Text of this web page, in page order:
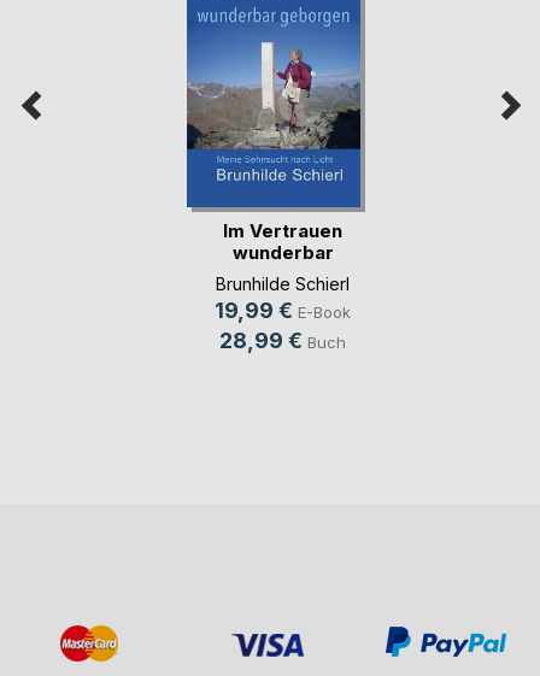
Im Vertrauen
wunderbar
geborgen
Brunhilde Schierl
19,99 € E-Book
28,99 € Buch